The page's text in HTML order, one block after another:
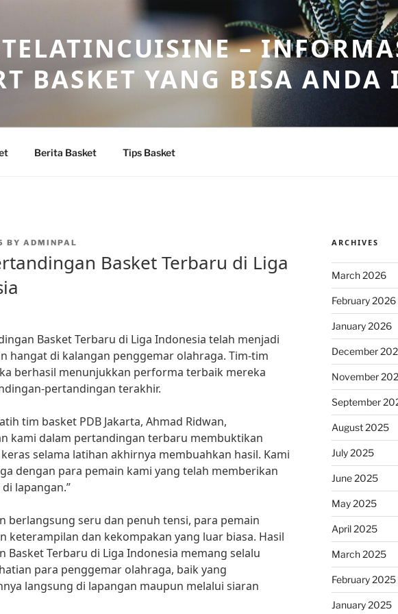
–
BASKET YANG BISA
Berita Basket Tips Basket
BY ADMINPAL
Basket Terbaru di Liga
Basket Terbaru di Liga Indonesia telah menjadi
hangat di kalangan penggemar olahraga. Tim-tim
berhasil menunjukkan performa terbaik mereka
pertandingan terakhir.
tim basket PDB Jakarta, Ahmad Ridwan,
kami dalam pertandingan terbaru membuktikan
selama latihan akhirnya membuahkan hasil. Kami
dengan para pemain kami yang telah memberikan
lapangan.”
berlangsung seru dan penuh tensi, para pemain
keterampilan dan kekompakan yang luar biasa. Hasil
Basket Terbaru di Liga Indonesia memang selalu
para penggemar olahraga, baik yang
langsung di lapangan maupun melalui siaran
ARCHIVES
March 2026
February 2026
January 2026
December
November
September
August 2025
July 2025
June 2025
May 2025
April 2025
March 2025
February 2025
January 2025